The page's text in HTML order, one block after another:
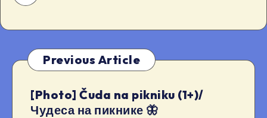
Previous Article
[Photo] Čuda na pikniku (1+)/
Чудеса на пикнике 🦋